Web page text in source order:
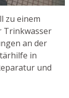
zu einem
Trinkwasser
an der
in
und